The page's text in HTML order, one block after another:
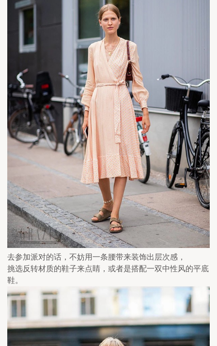
去参加派对的话，不妨用一条腰带来装饰出层次感，
挑选反转材质的鞋子来点睛，或者是搭配一双中性风的平底
鞋。